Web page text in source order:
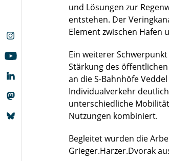
und Lösungen zur
entstehen. Der
Element zwischen Hafen
Ein weiterer
Stärkung des
an die S-Bahnhöfe
Individualverkehr
unterschiedliche
Nutzungen kombiniert.
Begleitet wurden die
Grieger.Harzer.Dvorak